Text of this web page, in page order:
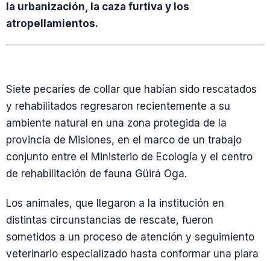
la urbanización, la caza furtiva y los
atropellamientos.
Siete pecaríes de collar que habían sido rescatados
y rehabilitados regresaron recientemente a su
ambiente natural en una zona protegida de la
provincia de Misiones, en el marco de un trabajo
conjunto entre el Ministerio de Ecología y el centro
de rehabilitación de fauna Güirá Oga.
Los animales, que llegaron a la institución en
distintas circunstancias de rescate, fueron
sometidos a un proceso de atención y seguimiento
veterinario especializado hasta conformar una piara